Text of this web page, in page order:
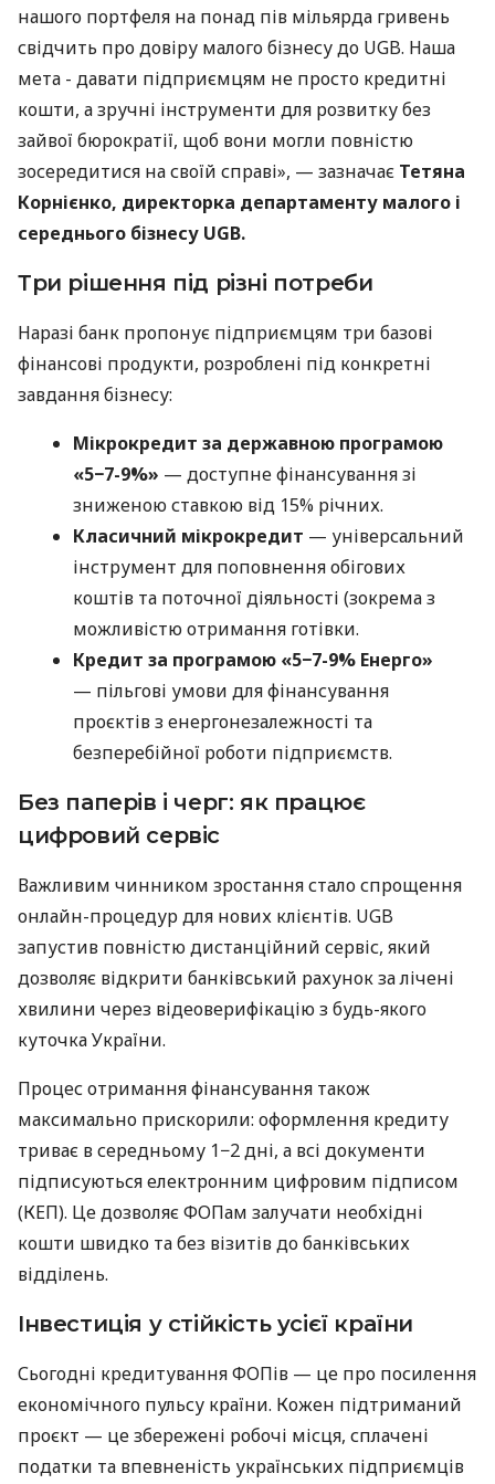
нашого портфеля на понад пів мільярда гривень
свідчить про довіру малого бізнесу до UGB. Наша
мета - давати підприємцям не просто кредитні
кошти, а зручні інструменти для розвитку без
зайвої бюрократії, щоб вони могли повністю
зосередитися на своїй справі», — зазначає Тетяна
Корнієнко, директорка департаменту малого і
середнього бізнесу UGB.
Три рішення під різні потреби
Наразі банк пропонує підприємцям три базові
фінансові продукти, розроблені під конкретні
завдання бізнесу:
Мікрокредит за державною програмою
«5−7-9%» — доступне фінансування зі
зниженою ставкою від 15% річних.
Класичний мікрокредит — універсальний
інструмент для поповнення обігових
коштів та поточної діяльності (зокрема з
можливістю отримання готівки.
Кредит за програмою «5−7-9% Енерго»
— пільгові умови для фінансування
проєктів з енергонезалежності та
безперебійної роботи підприємств.
Без паперів і черг: як працює
цифровий сервіс
Важливим чинником зростання стало спрощення
онлайн-процедур для нових клієнтів. UGB
запустив повністю дистанційний сервіс, який
дозволяє відкрити банківський рахунок за лічені
хвилини через відеоверифікацію з будь-якого
куточка України.
Процес отримання фінансування також
максимально прискорили: оформлення кредиту
триває в середньому 1−2 дні, а всі документи
підписуються електронним цифровим підписом
(КЕП). Це дозволяє ФОПам залучати необхідні
кошти швидко та без візитів до банківських
відділень.
Інвестиція у стійкість усієї країни
Сьогодні кредитування ФОПів — це про посилення
економічного пульсу країни. Кожен підтриманий
проєкт — це збережені робочі місця, сплачені
податки та впевненість українських підприємців